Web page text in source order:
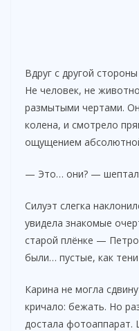
Вдруг с другой
Не человек, не
размытыми чертами.
колена, и смотрело
ощущением
— Это… они? —
Силуэт слегка
увидела знакомые
старой плёнке —
были… пустые, как
Карина не могла
кричало: бежать. Но
достала